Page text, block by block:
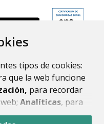
tipos de cookies:
que la web funcione
para recordar
Analíticas, para
web y sus servicios.